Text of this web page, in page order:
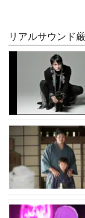
リアルサウンド